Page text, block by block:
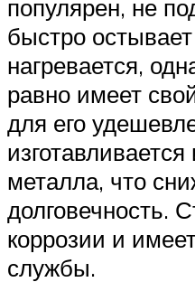
популярен, не
быстро
нагревается,
равно имеет
для его
металла, что
долговечность.
коррозии и
службы.